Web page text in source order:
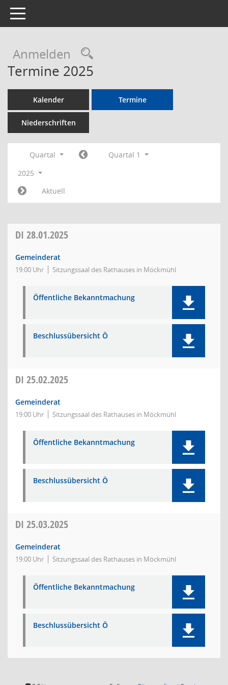
Toggle navigation
Anmelden Rechercheauswahl
Termine 2025
Kalender Termine
Niederschriften
Quartal
Quartal 1
2025
Aktuell
DI 28.01.2025
Gemeinderat
19:00 Uhr Sitzungssaal des Rathauses in Möckmühl
Öffentliche Bekanntmachung
Beschlussübersicht Ö
DI 25.02.2025
Gemeinderat
19:00 Uhr Sitzungssaal des Rathauses in Möckmühl
Öffentliche Bekanntmachung
Beschlussübersicht Ö
DI 25.03.2025
Gemeinderat
19:00 Uhr Sitzungssaal des Rathauses in Möckmühl
Öffentliche Bekanntmachung
Beschlussübersicht Ö